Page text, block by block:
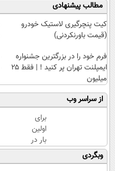
مطالب پیشنهادی
کیت پنچرگیری لاستیک خودرو
(قیمت باورنکردنی)
فرم خود را در بزرگترین جشنواره
ایمپلنت تهران پر کنید ! | فقط ۲۵
میلیون
از سراسر وب
برای
اولین
بار در
ایران
🇮🇷
وبگردی